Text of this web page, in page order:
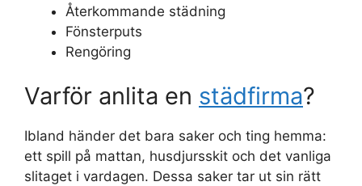
Återkommande städning
Fönsterputs
Rengöring
Varför anlita en städfirma?
Ibland händer det bara saker och ting hemma:
ett spill på mattan, husdjursskit och det vanliga
slitaget i vardagen. Dessa saker tar ut sin rätt